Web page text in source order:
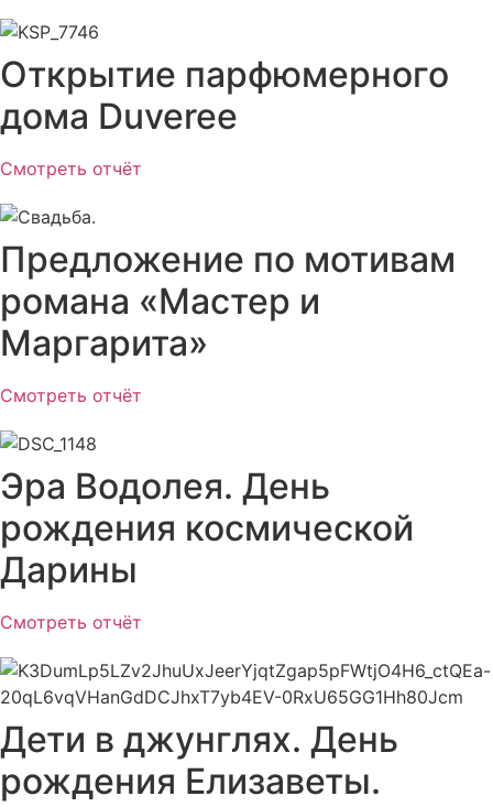
Открытие парфюмерного
дома Duveree
Смотреть отчёт
Предложение по мотивам
романа «Мастер и
Маргарита»
Смотреть отчёт
Эра Водолея. День
рождения космической
Дарины
Смотреть отчёт
Дети в джунглях. День
рождения Елизаветы.